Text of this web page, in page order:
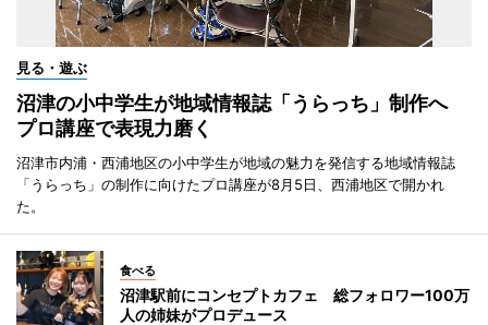
見る・遊ぶ
沼津の小中学生が地域情報誌「うらっち」制作へ
プロ講座で表現力磨く
沼津市内浦・西浦地区の小中学生が地域の魅力を発信する地域情報誌
「うらっち」の制作に向けたプロ講座が8月5日、西浦地区で開かれ
た。
食べる
沼津駅前にコンセプトカフェ 総フォロワー100万
人の姉妹がプロデュース